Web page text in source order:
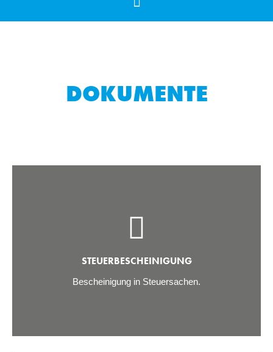
DOKUMENTE
STEUERBESCHEINIGUNG
Bescheinigung in Steuersachen.